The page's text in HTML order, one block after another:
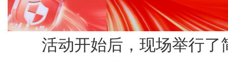
活动开始后，现场举行了